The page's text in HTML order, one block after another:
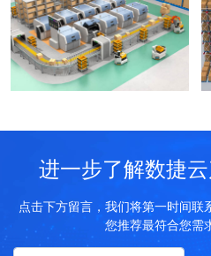
进一步了解数捷
点击下方留言，我们将第一时间联
您推荐最符合您需